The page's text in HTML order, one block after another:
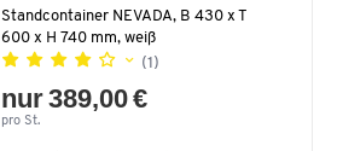
Standcontainer NEVADA, B 430 x T
600 x H 740 mm, weiß
(1)
nur 389,00 €
pro St.